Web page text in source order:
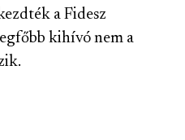
a Fidesz
kihívó nem a